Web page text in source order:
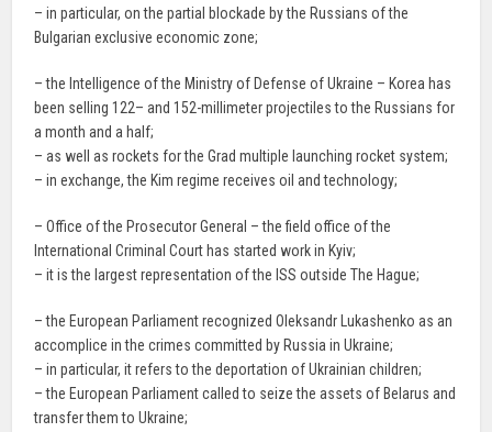
– in particular, on the partial blockade by the Russians of the
Bulgarian exclusive economic zone;
– the Intelligence of the Ministry of Defense of Ukraine – Korea has
been selling 122– and 152-millimeter projectiles to the Russians for
a month and a half;
– as well as rockets for the Grad multiple launching rocket system;
– in exchange, the Kim regime receives oil and technology;
– Office of the Prosecutor General – the field office of the
International Criminal Court has started work in Kyiv;
– it is the largest representation of the ISS outside The Hague;
– the European Parliament recognized Oleksandr Lukashenko as an
accomplice in the crimes committed by Russia in Ukraine;
– in particular, it refers to the deportation of Ukrainian children;
– the European Parliament called to seize the assets of Belarus and
transfer them to Ukraine;